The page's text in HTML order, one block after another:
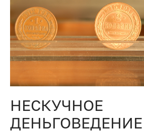
НЕСКУЧНОЕ
ДЕНЬГОВЕДЕНИЕ